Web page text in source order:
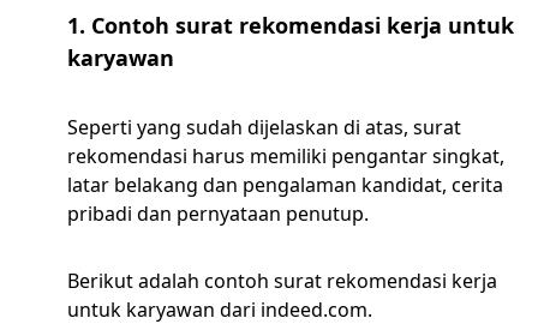
1. Contoh surat rekomendasi kerja untuk
karyawan
Seperti yang sudah dijelaskan di atas, surat
rekomendasi harus memiliki pengantar singkat,
latar belakang dan pengalaman kandidat, cerita
pribadi dan pernyataan penutup.
Berikut adalah contoh surat rekomendasi kerja
untuk karyawan dari indeed.com.